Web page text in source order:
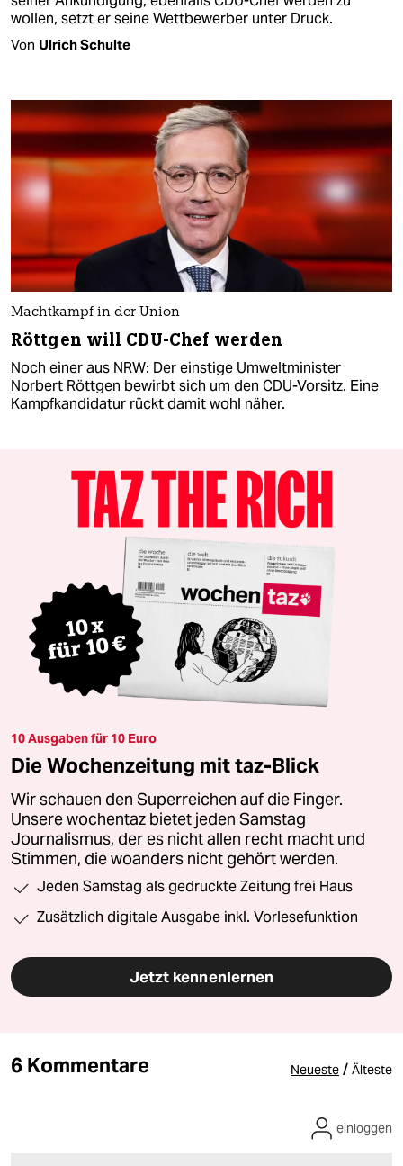
wollen, setzt er seine Wettbewerber unter Druck.
Von Ulrich Schulte
Machtkampf in der Union
Röttgen will CDU-Chef werden
Noch einer aus NRW: Der einstige Umweltminister
Norbert Röttgen bewirbt sich um den CDU-Vorsitz. Eine
Kampfkandidatur rückt damit wohl näher.
10 Ausgaben für 10 Euro
Die Wochenzeitung mit taz-Blick
Wir schauen den Superreichen auf die Finger.
Unsere wochentaz bietet jeden Samstag
Journalismus, der es nicht allen recht macht und
Stimmen, die woanders nicht gehört werden.
Jeden Samstag als gedruckte Zeitung frei Haus
Zusätzlich digitale Ausgabe inkl. Vorlesefunktion
Jetzt kennenlernen
6 Kommentare Neueste / Älteste
einloggen